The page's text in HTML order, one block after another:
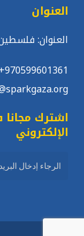
العنوان
العنوان:
اشترك مجانا
الإلكتروني